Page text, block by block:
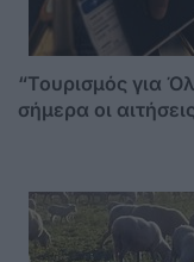
“Τουρισμός για
σήμερα οι αιτήσεις